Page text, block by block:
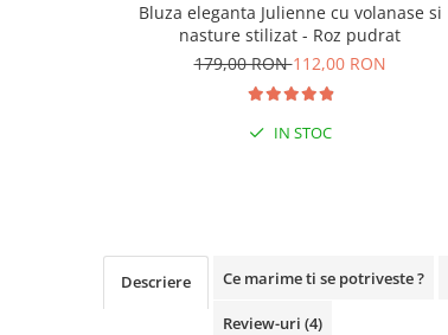
Bluza eleganta Julienne cu volanase si
nasture stilizat - Roz pudrat
179,00 RON112,00 RON
IN STOC
Descriere Ce marime ti se potriveste ?
Review-uri (4)